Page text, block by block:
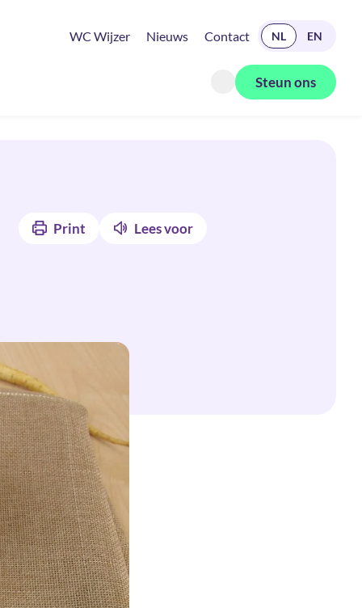
WC Wijzer Nieuws Contact READ IN ENGLISH
NL EN
Zoeken openen
Steun ons
Print Lees voor